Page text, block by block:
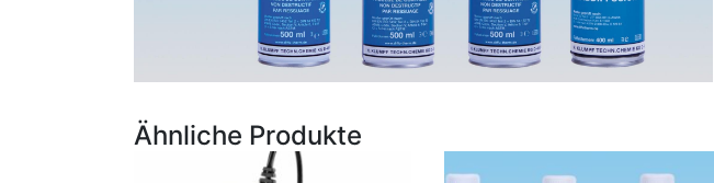
Ähnliche Produkte